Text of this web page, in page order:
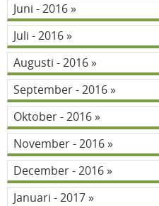
Juni - 2016
Juli - 2016
Augusti - 2016
September - 2016
Oktober - 2016
November - 2016
December - 2016
Januari - 2017